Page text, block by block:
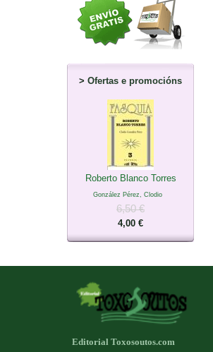
> Ofertas e promocións
Roberto Blanco Torres
González Pérez, Clodio
6,50 €
4,00 €
Editorial Toxosoutos.com